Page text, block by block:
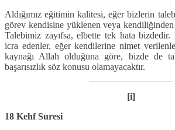
Aldığımız eğitimin kalitesi, eğer bizlerin
görev kendisine yüklenen veya
Talebimiz zayıfsa, elbette tek hata
icra edenler, eğer kendilerine nimet
kaynağı Allah olduğuna göre, bizde de
başarısızlık söz konusu olamayacaktır.
[i]
18 Kehf Suresi